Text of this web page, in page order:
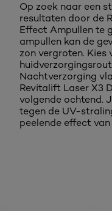
Op zoek naar een
resultaten door de
Effect Ampullen te
ampullen kan de
zon vergroten. Kies
Nachtverzorging
Revitalift Laser X3
volgende ochtend.
tegen de UV-
peelende effect